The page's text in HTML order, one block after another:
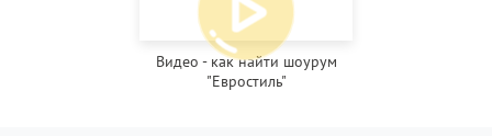
Видео - как найти шоурум
"Евростиль"